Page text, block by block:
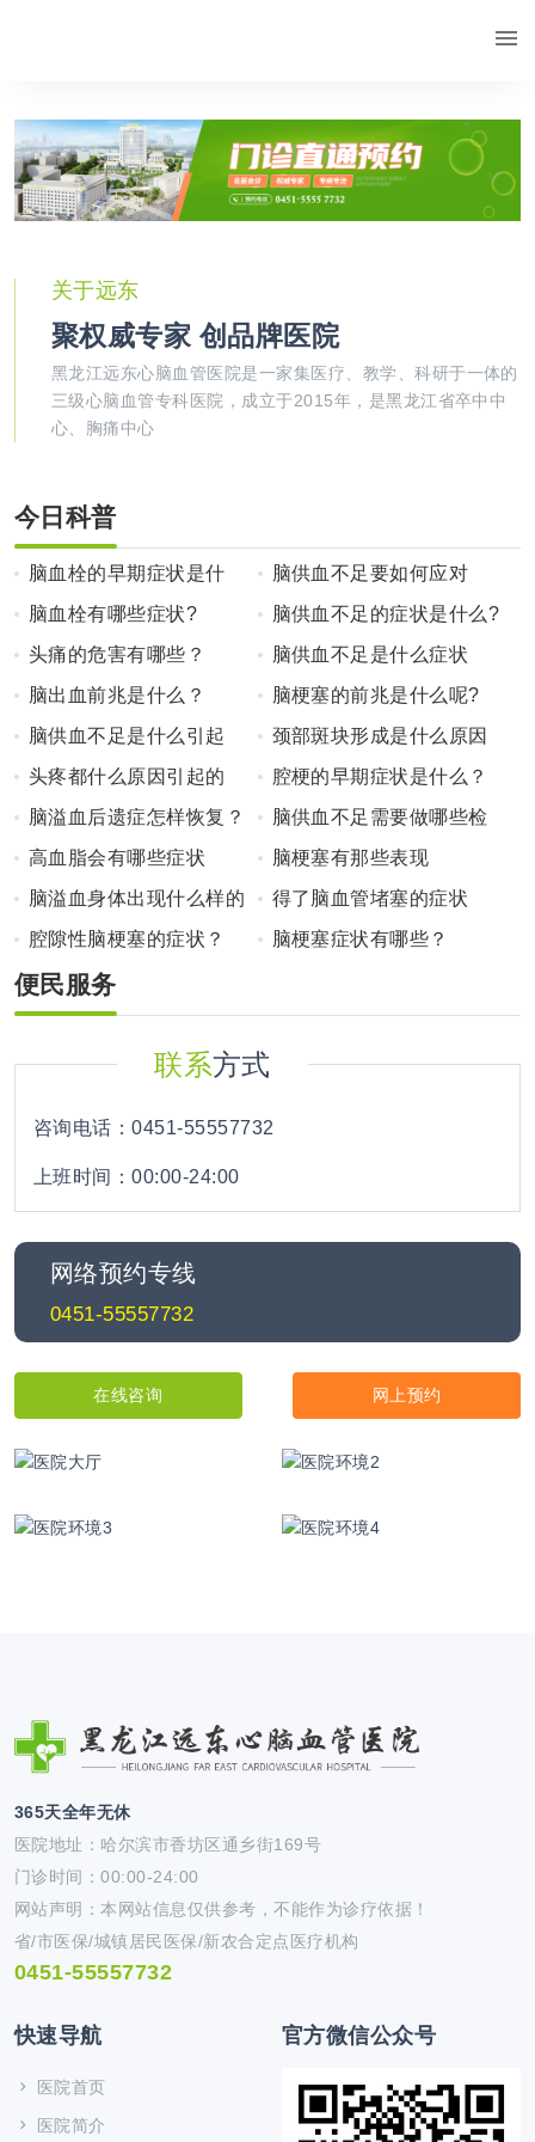
关于远东
聚权威专家 创品牌医院
黑龙江远东心脑血管医院是一家集医疗、教学、科研于一体的
三级心脑血管专科医院，成立于2015年，是黑龙江省卒中中
心、胸痛中心
今日科普
脑血栓的早期症状是什
么？
脑供血不足要如何应对
脑血栓有哪些症状?
脑供血不足的症状是什么?
头痛的危害有哪些？
脑供血不足是什么症状
脑出血前兆是什么？
脑梗塞的前兆是什么呢?
脑供血不足是什么引起
的？
颈部斑块形成是什么原因
头疼都什么原因引起的
腔梗的早期症状是什么？
脑溢血后遗症怎样恢复？
脑供血不足需要做哪些检
查？
高血脂会有哪些症状
脑梗塞有那些表现
脑溢血身体出现什么样的
症状？
得了脑血管堵塞的症状
腔隙性脑梗塞的症状？
脑梗塞症状有哪些？
便民服务
联系方式
咨询电话：0451-55557732
上班时间：00:00-24:00
网络预约专线
0451-55557732
在线咨询 网上预约
365天全年无休
医院地址：哈尔滨市香坊区通乡街169号
门诊时间：00:00-24:00
网站声明：本网站信息仅供参考，不能作为诊疗依据！
省/市医保/城镇居民医保/新农合定点医疗机构
0451-55557732
快速导航
医院首页
医院简介
官方微信公众号